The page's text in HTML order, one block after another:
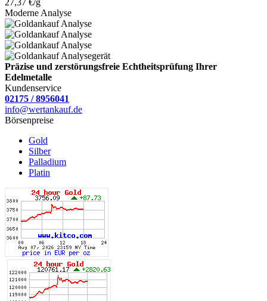
Moderne Analyse
Präzise und zerstörungsfreie Echtheitsprüfung Ihrer
Edelmetalle
Kundenservice
02175 / 8956041
info@wertankauf.de
Börsenpreise
Gold
Silber
Palladium
Platin